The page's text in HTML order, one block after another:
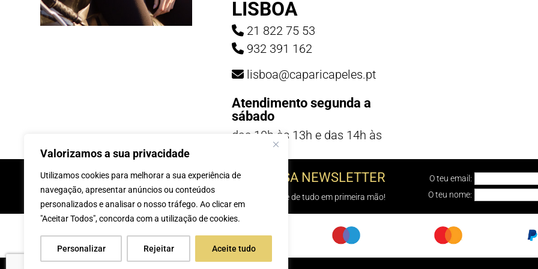
Valorizamos a sua privacidade
Utilizamos cookies para melhorar a sua experiência de
navegação, apresentar anúncios ou conteúdos
personalizados e analisar o nosso tráfego. Ao clicar em
"Aceitar Todos", concorda com a utilização de cookies.
Personalizar Rejeitar Aceite tudo
LISBOA
21 822 75 53
932 391 162
lisboa@caparicapeles.pt
Atendimento segunda a
sábado
das 10h às 13h e das 14h às
INSCREVE-TE Á NOSSA NEWSLETTER
e sabe de tudo em primeira mão!
O teu email:
O teu nome: